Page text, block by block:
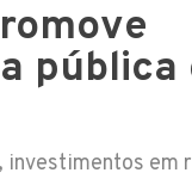
pública
investimentos em